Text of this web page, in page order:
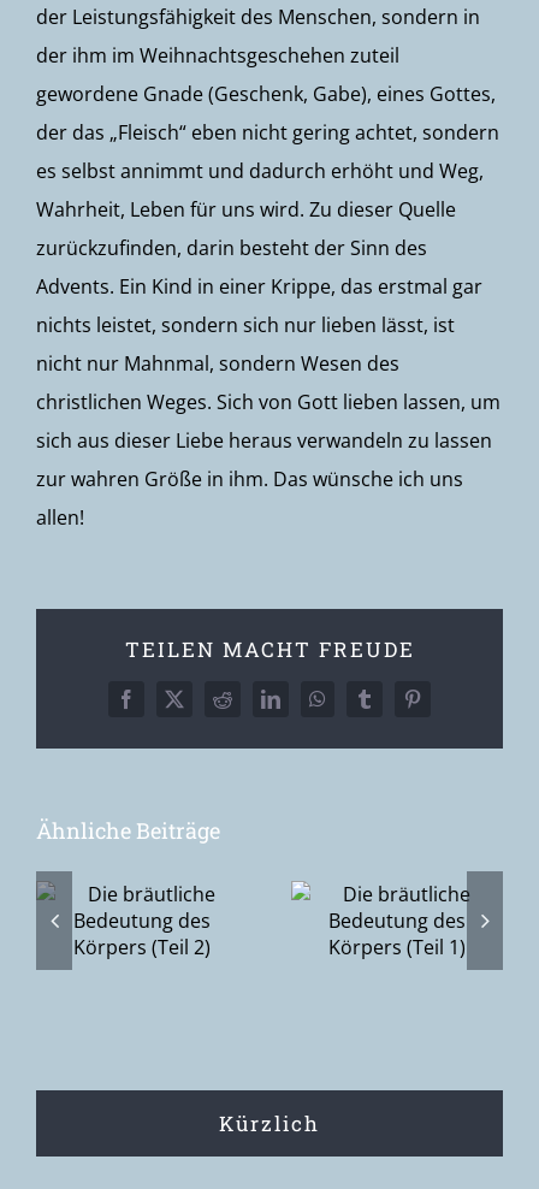
der Leistungsfähigkeit des Menschen, sondern in
der ihm im Weihnachtsgeschehen zuteil
gewordene Gnade (Geschenk, Gabe), eines Gottes,
der das „Fleisch“ eben nicht gering achtet, sondern
es selbst annimmt und dadurch erhöht und Weg,
Wahrheit, Leben für uns wird. Zu dieser Quelle
zurückzufinden, darin besteht der Sinn des
Advents. Ein Kind in einer Krippe, das erstmal gar
nichts leistet, sondern sich nur lieben lässt, ist
nicht nur Mahnmal, sondern Wesen des
christlichen Weges. Sich von Gott lieben lassen, um
sich aus dieser Liebe heraus verwandeln zu lassen
zur wahren Größe in ihm. Das wünsche ich uns
allen!
TEILEN MACHT FREUDE
Facebook
X RedditLinkedInWhatsAppTumblrPinterest
Ähnliche Beiträge
Die bräutliche
Bedeutung
des Körpers
Scham (2):
Vom
Zudecken hin
Kürzlich